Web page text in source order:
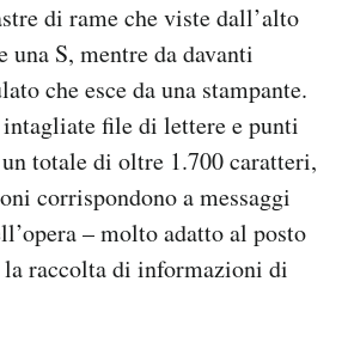
di rame che viste dall’alto
una S, mentre da davanti
che esce da una stampante.
intagliate file di lettere e punti
totale di oltre 1.700 caratteri,
corrispondono a messaggi
– molto adatto al posto
raccolta di informazioni di